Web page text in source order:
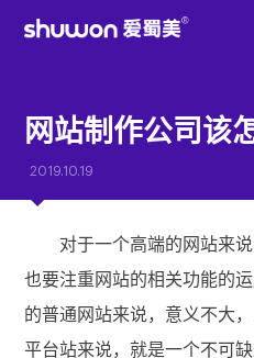
网站制作公司该
2019.10.19
对于一个高端的网站来说
也要注重网站的相关功能的
的普通网站来说，意义不大
平台站来说，就是一个不可